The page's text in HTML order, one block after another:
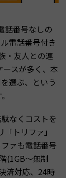
話番号なしの
電話番号付き
・友人との連
スが多く、本
選ぶ、という
なくコストを
トリファ」
ァも電話番号
(1GB〜無制
済対応、24時